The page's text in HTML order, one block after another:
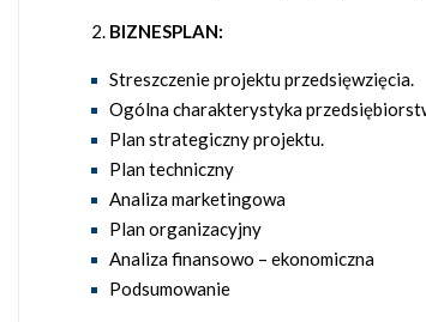
BIZNESPLAN:
Streszczenie projektu przedsięwzięcia.
Ogólna charakterystyka
Plan strategiczny projektu.
Plan techniczny
Analiza marketingowa
Plan organizacyjny
Analiza finansowo – ekonomiczna
Podsumowanie